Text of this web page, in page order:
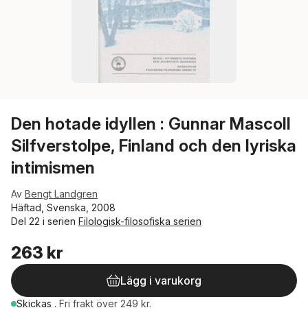
Den hotade idyllen : Gunnar Mascoll
Silfverstolpe, Finland och den lyriska
intimismen
Av Bengt Landgren
Häftad, Svenska, 2008
Del 22 i serien Filologisk-filosofiska serien
263 kr
Lägg i varukorg
Skickas . Fri frakt över 249 kr.